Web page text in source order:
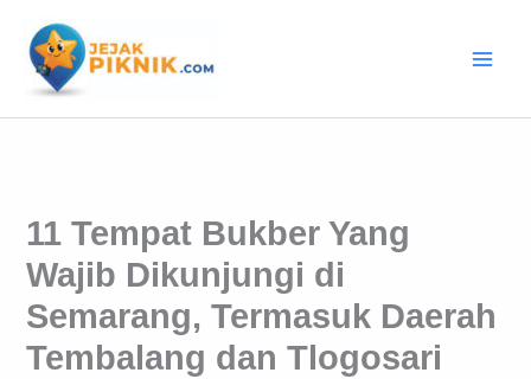
konten
11 Tempat Bukber Yang
Wajib Dikunjungi di
Semarang, Termasuk Daerah
Tembalang dan Tlogosari